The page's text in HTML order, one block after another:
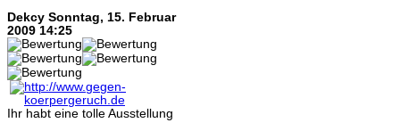
Dekcy Sonntag, 15. Februar
2009 14:25
Ihr habt eine tolle Ausstellung